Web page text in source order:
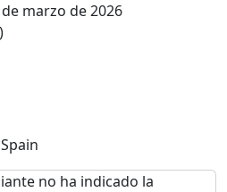
marzo de 2026
no ha indicado la